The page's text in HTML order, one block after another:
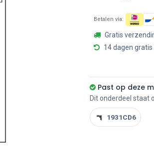
Betalen via:
Gratis
14 dagen
Past op deze
Dit onderdeel staat
1931CD6